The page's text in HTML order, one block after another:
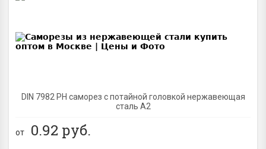
DIN 7982 PH саморез с потайной головкой нержавеющая
сталь A2
от 0.92 руб.